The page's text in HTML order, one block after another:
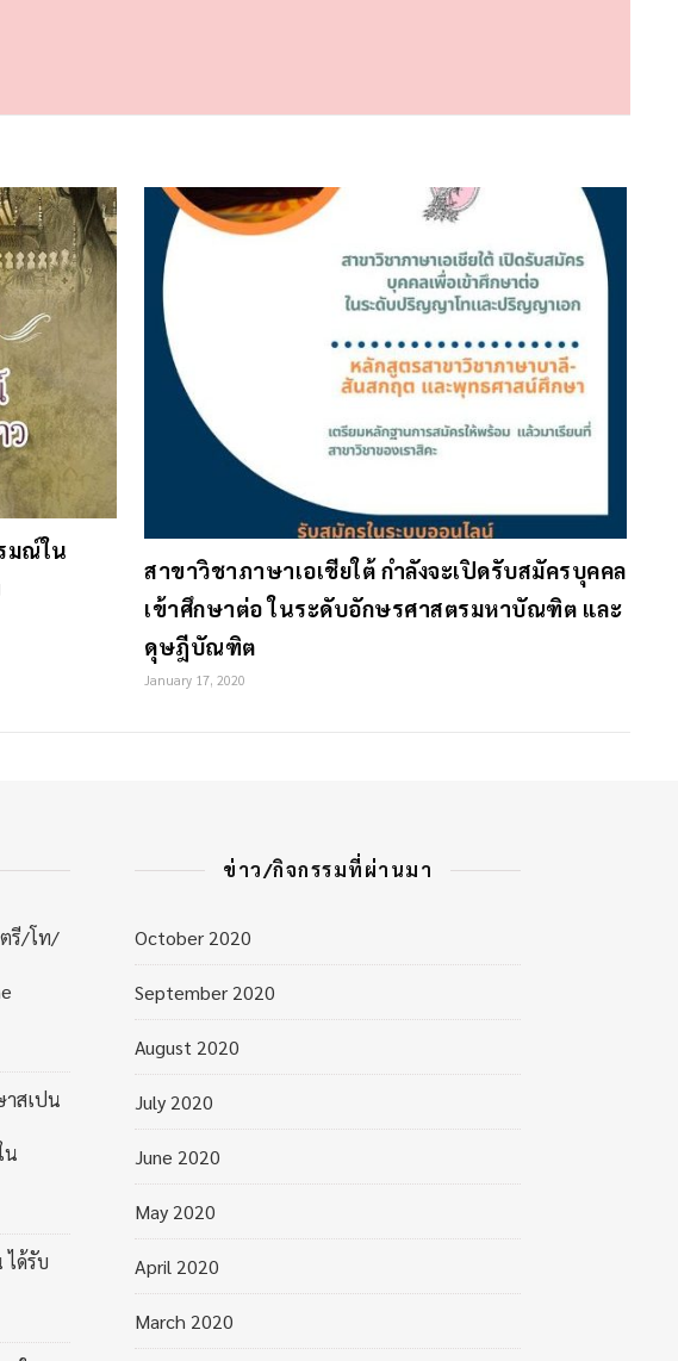
มณ์ใน
สาขาวิชาภาษาเอเชียใต้ กำลังจะเปิดรับสมัครบุคคล
เข้าศึกษาต่อ ในระดับอักษรศาสตรมหาบัณฑิต และ
ดุษฎีบัณฑิต
January 17, 2020
รี/โท/
าสเปน
น
ได้รับ
ข่าว/กิจกรรมที่ผ่านมา
October 2020
September 2020
August 2020
July 2020
June 2020
May 2020
April 2020
March 2020